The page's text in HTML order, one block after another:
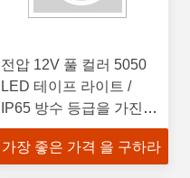
전압 12V 풀 컬러 5050
LED 테이프 라이트 /
IP65 방수 등급을 가진
LED 스트립 라이트
가장 좋은 가격 을 구하라